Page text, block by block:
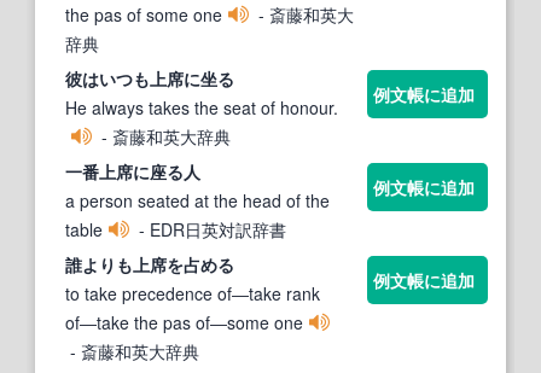
the pas of some one
- 斎藤和英大
辞典
彼はいつも 上席に坐る
He always takes the seat of honour.
- 斎藤和英大辞典
例文帳に追加
一番 上席に座る人
a person seated at the head of the
table
- EDR日英対訳辞書
例文帳に追加
誰よりも 上席を占める
to take precedence of―take rank
of―take the pas of―some one
- 斎藤和英大辞典
例文帳に追加